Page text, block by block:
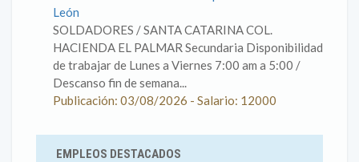
León
SOLDADORES / SANTA CATARINA COL.
HACIENDA EL PALMAR Secundaria Disponibilidad
de trabajar de Lunes a Viernes 7:00 am a 5:00 /
Descanso fin de semana...
Publicación: 03/08/2026 - Salario: 12000
EMPLEOS DESTACADOS